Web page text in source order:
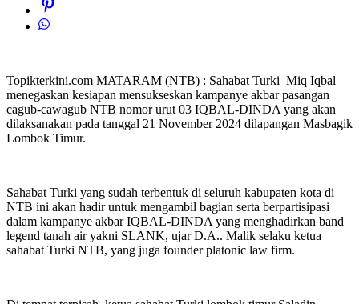
Topikterkini.com MATARAM (NTB) : Sahabat Turki Miq Iqbal
menegaskan kesiapan mensukseskan kampanye akbar pasangan
cagub-cawagub NTB nomor urut 03 IQBAL-DINDA yang akan
dilaksanakan pada tanggal 21 November 2024 dilapangan Masbagik
Lombok Timur.
Sahabat Turki yang sudah terbentuk di seluruh kabupaten kota di
NTB ini akan hadir untuk mengambil bagian serta berpartisipasi
dalam kampanye akbar IQBAL-DINDA yang menghadirkan band
legend tanah air yakni SLANK, ujar D.A.. Malik selaku ketua
sahabat Turki NTB, yang juga founder platonic law firm.